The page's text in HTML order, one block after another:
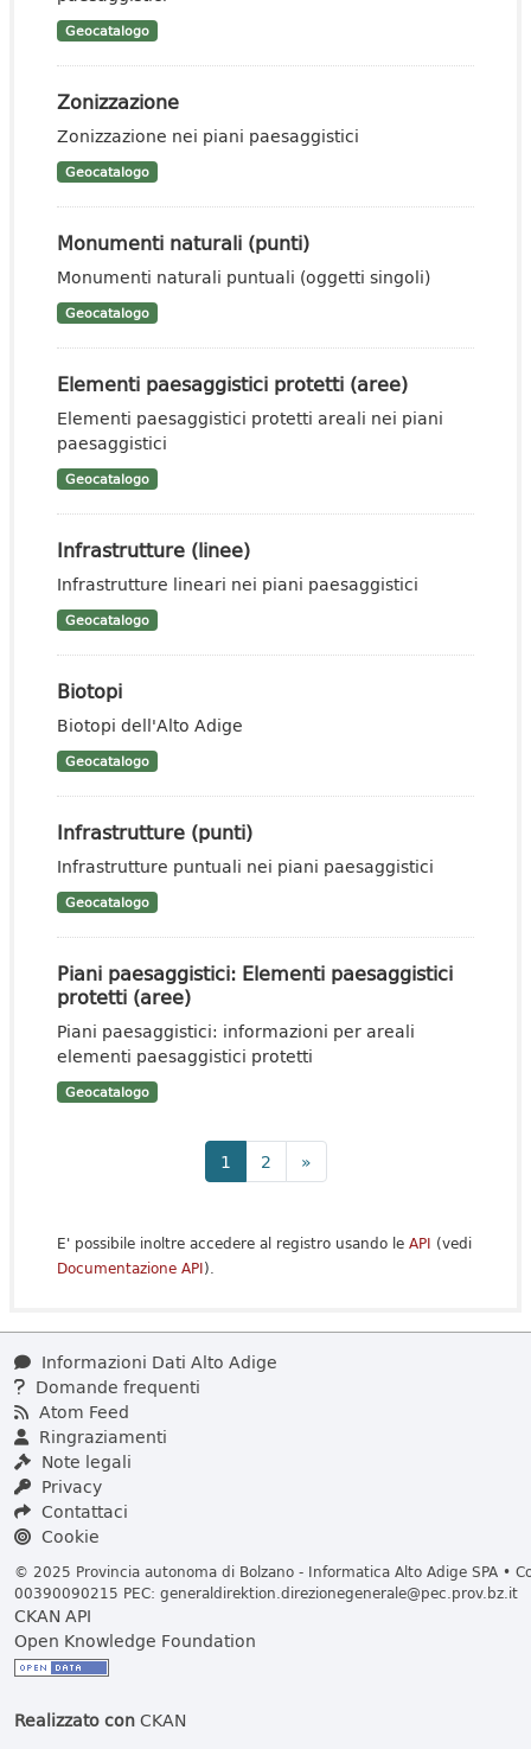
Geocatalogo
Zonizzazione
Zonizzazione nei piani paesaggistici
Geocatalogo
Monumenti naturali (punti)
Monumenti naturali puntuali (oggetti singoli)
Geocatalogo
Elementi paesaggistici protetti (aree)
Elementi paesaggistici protetti areali nei piani
paesaggistici
Geocatalogo
Infrastrutture (linee)
Infrastrutture lineari nei piani paesaggistici
Geocatalogo
Biotopi
Biotopi dell'Alto Adige
Geocatalogo
Infrastrutture (punti)
Infrastrutture puntuali nei piani paesaggistici
Geocatalogo
Piani paesaggistici: Elementi paesaggistici
protetti (aree)
Piani paesaggistici: informazioni per areali
elementi paesaggistici protetti
Geocatalogo
1 2 »
E' possibile inoltre accedere al registro usando le API (vedi
Documentazione API).
Informazioni Dati Alto Adige
Domande frequenti
Atom Feed
Ringraziamenti
Note legali
Privacy
Contattaci
Cookie
© 2025 Provincia autonoma di Bolzano - Informatica Alto Adige SPA •
00390090215 PEC: generaldirektion.direzionegenerale@pec.prov.bz.it
CKAN API
Open Knowledge Foundation
Realizzato conCKAN